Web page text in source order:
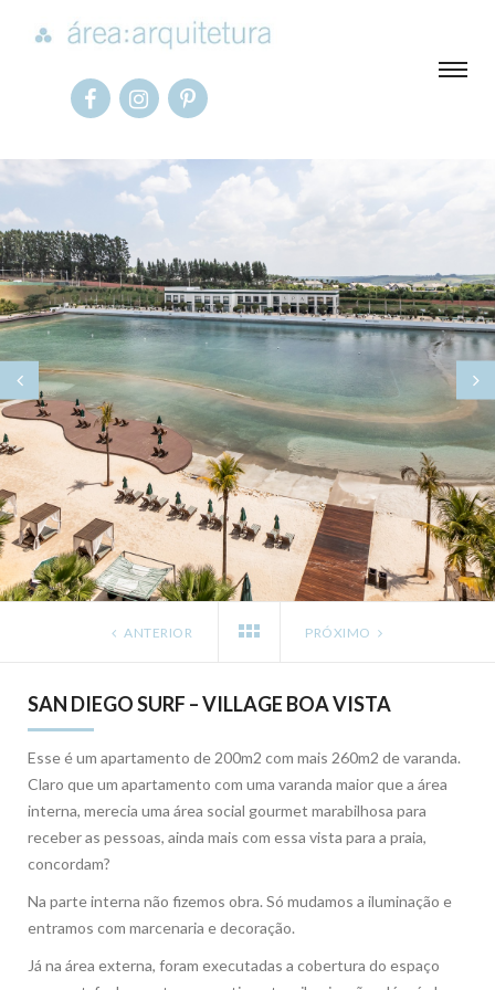
ANTERIOR PRÓXIMO
SAN DIEGO SURF – VILLAGE BOA VISTA
Esse é um apartamento de 200m2 com mais 260m2 de varanda.
Claro que um apartamento com uma varanda maior que a área
interna, merecia uma área social gourmet marabilhosa para
receber as pessoas, ainda mais com essa vista para a praia,
concordam?
Na parte interna não fizemos obra. Só mudamos a iluminação e
entramos com marcenaria e decoração.
Já na área externa, foram executadas a cobertura do espaço